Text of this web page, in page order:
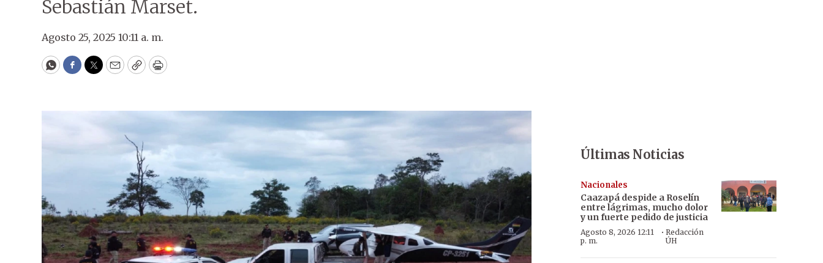
Sebastián Marset.
Agosto 25, 2025 10:11 a. m.
WhatsApp
Facebook
Twitter
EmailCopyPrint
Últimas Noticias
Nacionales
Caazapá despide a Roselín
entre lágrimas, mucho dolor
y un fuerte pedido de justicia
Agosto 8, 2026 12:11
p. m.
· Redacción
ÚH